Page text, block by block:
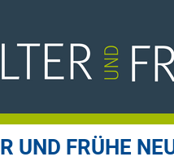
UND FRÜHE